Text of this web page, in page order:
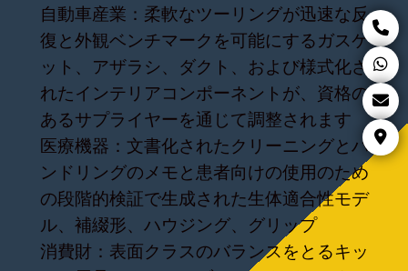
自動車産業：柔軟なツーリングが迅速な反
復と外観ベンチマークを可能にするガスケ
ット、アザラシ、ダクト、および様式化さ
れたインテリアコンポーネントが、資格の
あるサプライヤーを通じて調整されます
医療機器：文書化されたクリーニングとハ
ンドリングのメモと患者向けの使用のため
の段階的検証で生成された生体適合性モデ
ル、補綴形、ハウジング、グリップ
消費財：表面クラスのバランスをとるキッ